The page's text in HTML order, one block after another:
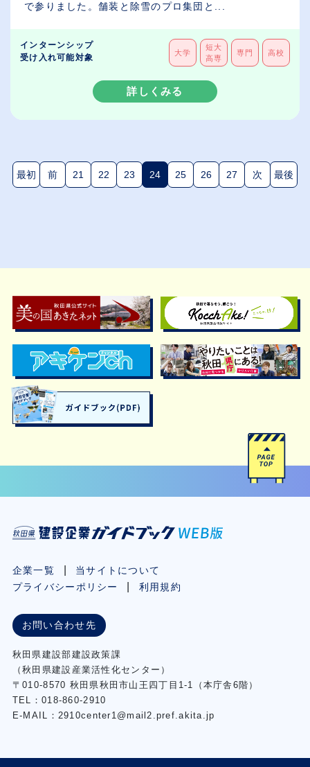
で参りました。舗装と除雪のプロ集団と...
インターンシップ
受け入れ可能対象
大学
短大
高専
専門 高校
詳しくみる
最初 前 21 22 23 24(現在のページ)
25 26 27 次 最後
企業一覧
当サイトについて
プライバシーポリシー
利用規約
お問い合わせ先
秋⽥県建設部建設政策課
（秋⽥県建設産業活性化センター）
〒010-8570 秋田県秋田市⼭王四丁⽬1-1（本庁舎6階）
TEL：018-860-2910
E-MAIL：2910center1@mail2.pref.akita.jp